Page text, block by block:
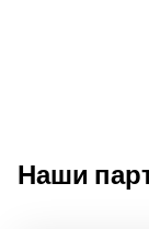
Наши